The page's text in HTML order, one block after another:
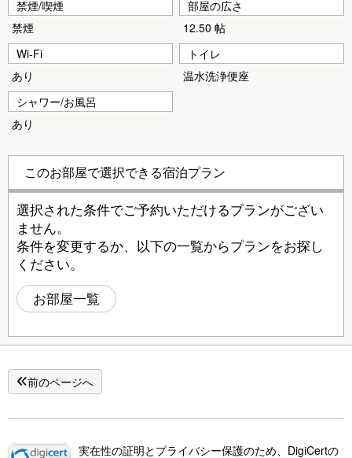
禁煙/喫煙
禁煙
部屋の広さ
12.50 帖
Wi-Fi
あり
トイレ
温水洗浄便座
シャワー/お風呂
あり
このお部屋で選択できる宿泊プラン
選択された条件でご予約いただけるプランがござい
ません。
条件を変更するか、以下の一覧からプランをお探し
ください。
お部屋一覧
前のページへ
実在性の証明とプライバシー保護のため、DigiCertの